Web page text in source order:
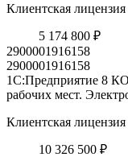
Клиентская
5 174 800 ₽
2900001916158
2900001916158
1С:Предприятие 8
рабочих мест.
Клиентская
10 326 500 ₽